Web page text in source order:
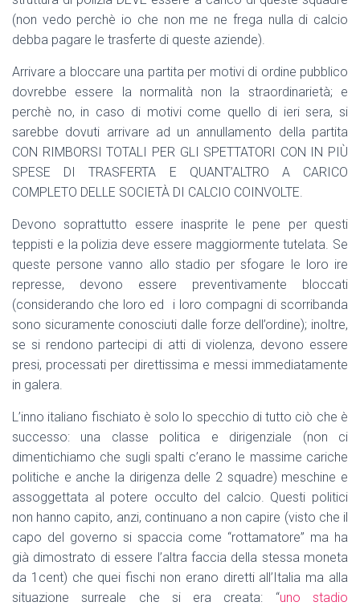
(non vedo perchè io che non me ne frega nulla di calcio
debba pagare le trasferte di queste aziende).
Arrivare a bloccare una partita per motivi di ordine pubblico
dovrebbe essere la normalità non la straordinarietà; e
perchè no, in caso di motivi come quello di ieri sera, si
sarebbe dovuti arrivare ad un annullamento della partita
CON RIMBORSI TOTALI PER GLI SPETTATORI CON IN PIÙ
SPESE DI TRASFERTA E QUANT’ALTRO A CARICO
COMPLETO DELLE SOCIETÀ DI CALCIO COINVOLTE.
Devono soprattutto essere inasprite le pene per questi
teppisti e la polizia deve essere maggiormente tutelata. Se
queste persone vanno allo stadio per sfogare le loro ire
represse, devono essere preventivamente bloccati
(considerando che loro ed i loro compagni di scorribanda
sono sicuramente conosciuti dalle forze dell’ordine); inoltre,
se si rendono partecipi di atti di violenza, devono essere
presi, processati per direttissima e messi immediatamente
in galera.
L’inno italiano fischiato è solo lo specchio di tutto ciò che è
successo: una classe politica e dirigenziale (non ci
dimentichiamo che sugli spalti c’erano le massime cariche
politiche e anche la dirigenza delle 2 squadre) meschine e
assoggettata al potere occulto del calcio. Questi politici
non hanno capito, anzi, continuano a non capire (visto che il
capo del governo si spaccia come “rottamatore” ma ha
già dimostrato di essere l’altra faccia della stessa moneta
da 1cent) che quei fischi non erano diretti all’Italia ma alla
situazione surreale che si era creata: “uno stadio